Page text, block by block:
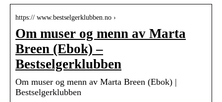
https:// www.bestselgerklubben.no ›
Om muser og menn av Marta
Breen (Ebok) –
Bestselgerklubben
Om muser og menn av Marta Breen (Ebok) |
Bestselgerklubben